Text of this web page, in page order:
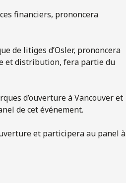
financiers, prononcera
de litiges d’Osler, prononcera
et distribution, fera partie du
d’ouverture à Vancouver et
de cet événement.
et participera au panel à